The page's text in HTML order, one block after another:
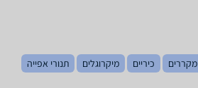
מקררים כיריים מיקרוגלים
תנורי אפייה